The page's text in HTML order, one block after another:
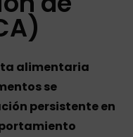
alimentaria
se
persistente en